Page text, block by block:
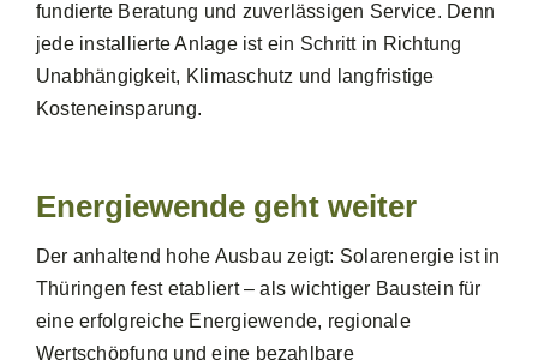
fundierte Beratung und zuverlässigen Service. Denn
jede installierte Anlage ist ein Schritt in Richtung
Unabhängigkeit, Klimaschutz und langfristige
Kosteneinsparung.
Energiewende geht weiter
Der anhaltend hohe Ausbau zeigt: Solarenergie ist in
Thüringen fest etabliert – als wichtiger Baustein für
eine erfolgreiche Energiewende, regionale
Wertschöpfung und eine bezahlbare